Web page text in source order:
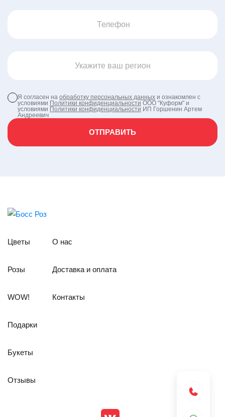
Я согласен на обработку персональных данных и ознакомлен с
условиями Политики конфиденциальности ООО "Куформ" и
условиями Политики конфиденциальности ИП Горшенин Артем
Андреевич
Цветы
Розы
WOW!
Подарки
Букеты
Отзывы
О нас
Доставка и оплата
Контакты